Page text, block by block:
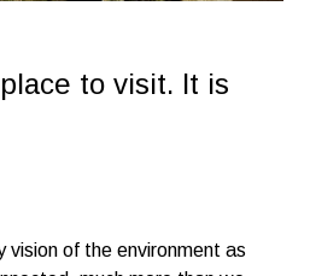
to visit. It is
vision of the environment as